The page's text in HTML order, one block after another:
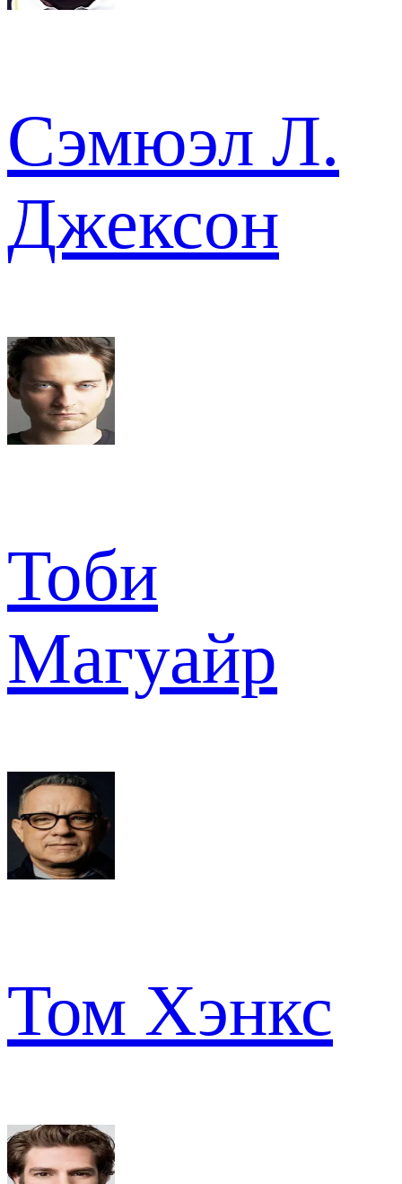
Сэмюэл Л.
Джексон
Тоби
Магуайр
Том Хэнкс